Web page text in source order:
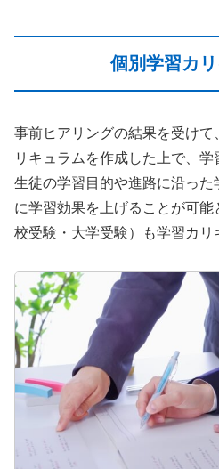
個別学習カ
事前ヒアリングの結果を受け
リキュラムを作成した上で、学
生徒の学習目的や進路に沿っ
に学習効果を上げることが可
校受験・大学受験）も学習カリ